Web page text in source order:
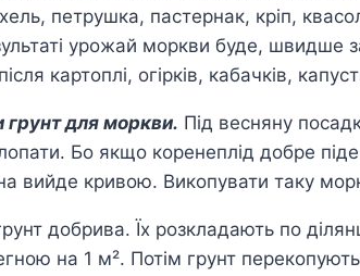
петрушка, пастернак, кріп,
урожай моркви буде,
картоплі, огірків, кабачків,
грунт для моркви. Під весняну
Бо якщо коренеплід добре
вийде кривою. Викопувати таку
добрива. Їх розкладають по
на 1 м². Потім грунт